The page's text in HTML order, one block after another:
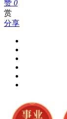
赞 0
赏
分享